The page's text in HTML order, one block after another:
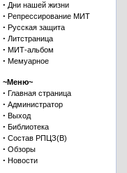
· Дни нашей жизни
· Репрессирование МИТ
· Русская защита
· Литстраница
· МИТ-альбом
· Мемуарное
~Меню~
· Главная страница
· Администратор
· Выход
· Библиотека
· Состав РПЦЗ(В)
· Обзоры
· Новости